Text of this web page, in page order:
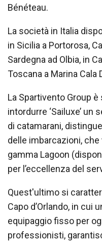
Bénéteau.
La società in Italia
in Sicilia a Portorosa,
Sardegna ad Olbia, in
Toscana a Marina Cala
La Spartivento Group
intordurre ‘Sailuxe’
di catamarani,
delle imbarcazioni, che
gamma Lagoon
per l’eccellenza del
Quest'ultimo si
Capo d’Orlando, in cui
equipaggio fisso per
professionisti,